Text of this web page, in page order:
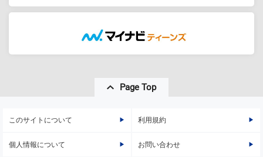
Page Top
このサイトについて 利用規約
個人情報について お問い合わせ